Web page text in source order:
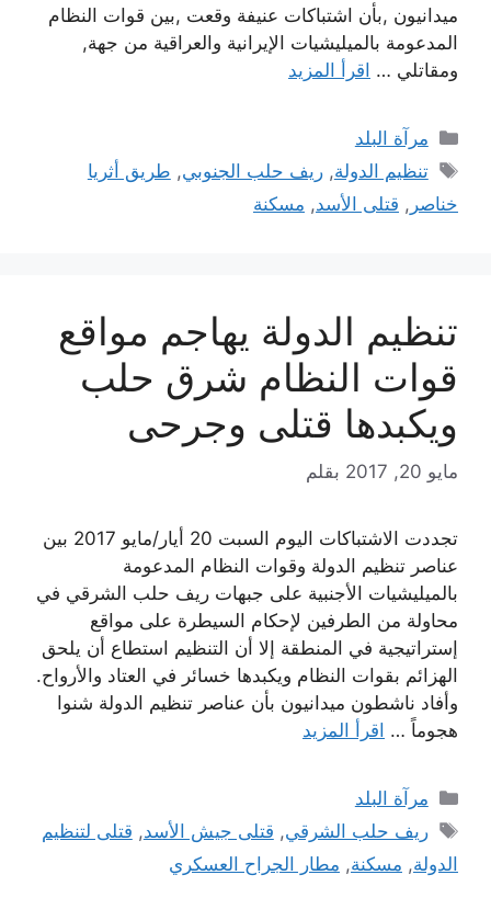
ميدانيون ,بأن اشتباكات عنيفة وقعت ,بين قوات النظام
المدعومة بالميليشيات الإيرانية والعراقية من جهة,
ومقاتلي … اقرأ المزيد
التصنيفات
مرآة البلد
الوسوم
تنظيم الدولة,ريف حلب الجنوبي, طريق أثريا
خناصر , قتلى الأسد, مسكنة
تنظيم الدولة يهاجم مواقع
قوات النظام شرق حلب
ويكبدها قتلى وجرحى
مايو 20, 2017 بقلم
تجددت الاشتباكات اليوم السبت 20 أيار/مايو 2017 بين
عناصر تنظيم الدولة وقوات النظام المدعومة
بالميليشيات الأجنبية على جبهات ريف حلب الشرقي في
محاولة من الطرفين لإحكام السيطرة على مواقع
إستراتيجية في المنطقة إلا أن التنظيم استطاع أن يلحق
الهزائم بقوات النظام ويكبدها خسائر في العتاد والأرواح.
وأفاد ناشطون ميدانيون بأن عناصر تنظيم الدولة شنوا
هجوماً … اقرأ المزيد
التصنيفات
مرآة البلد
الوسوم
ريف حلب الشرقي, قتلى جيش الأسد, قتلى لتنظيم
الدولة, مسكنة, مطار الجراح العسكري